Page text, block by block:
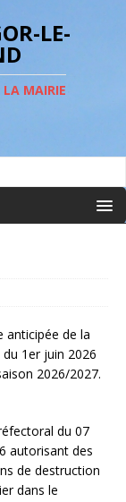
LE-
LA MAIRIE
anticipée de la
1er juin 2026
2026/2027.
du 07
autorisant des
de destruction
dans le